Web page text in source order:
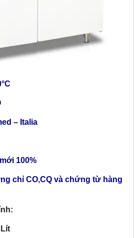
– Italia
100%
chỉ CO,CQ và chứng từ hàng
Lít